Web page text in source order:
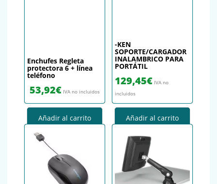
Enchufes Regleta
protectora 6 + línea
teléfono
53,92€ IVA no incluidos
Añadir al carrito
-KEN
SOPORTE/CARGADOR
INALAMBRICO PARA
PORTÁTIL
129,45€ IVA no
incluidos
Añadir al carrito